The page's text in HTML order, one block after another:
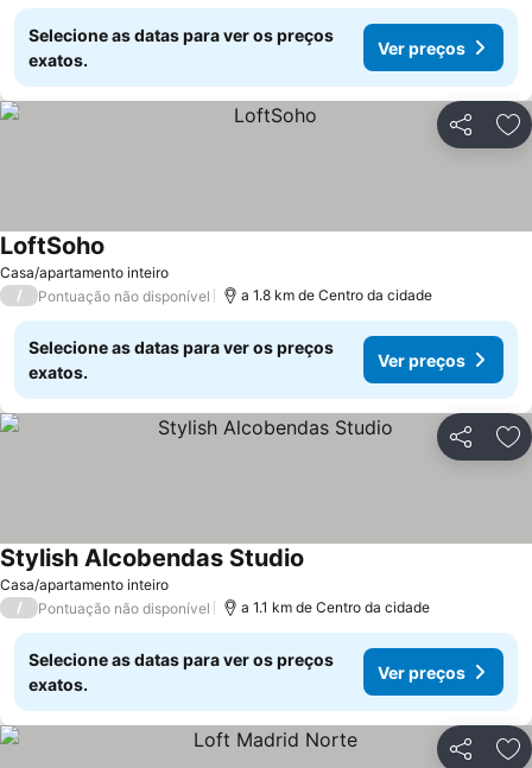
Selecione as datas para ver os preços
exatos.
Ver preços
Partilhar
Casa/apartamento inteiro
LoftSoho
/ Pontuação não disponível a 1.8 km de Centro da cidade
Selecione as datas para ver os preços
exatos.
Ver preços
Partilhar
Casa/apartamento inteiro
Stylish Alcobendas Studio
/ Pontuação não disponível a 1.1 km de Centro da cidade
Selecione as datas para ver os preços
exatos.
Ver preços
Partilhar